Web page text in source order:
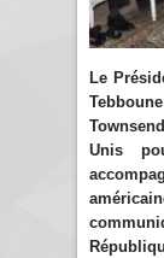
Le
Unis